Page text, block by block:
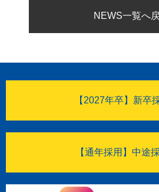
NEWS一覧へ
【2027年卒】新卒
【通年採用】中途